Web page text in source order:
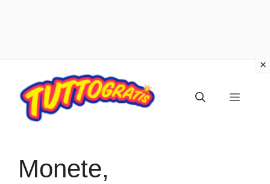
contenuto
Menu
Monete,